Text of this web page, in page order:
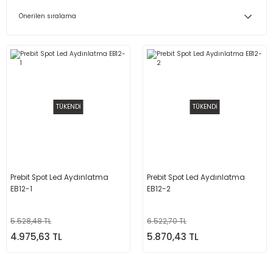
TÜKENDİ
Prebit Spot Led Aydınlatma
EB12-1
5.528,48 TL
4.975,63 TL
TÜKENDİ
Prebit Spot Led Aydınlatma
EB12-2
6.522,70 TL
5.870,43 TL